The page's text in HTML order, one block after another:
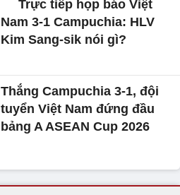
Trực tiếp họp báo Việt
Nam 3-1 Campuchia: HLV
Kim Sang-sik nói gì?
Thắng Campuchia 3-1, đội
tuyển Việt Nam đứng đầu
bảng A ASEAN Cup 2026